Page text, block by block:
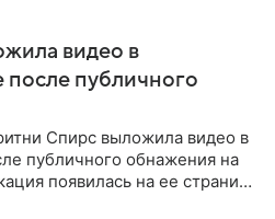
видео в
после публичного
Спирс выложила видео в
публичного обнажения на
появилась на ее странице